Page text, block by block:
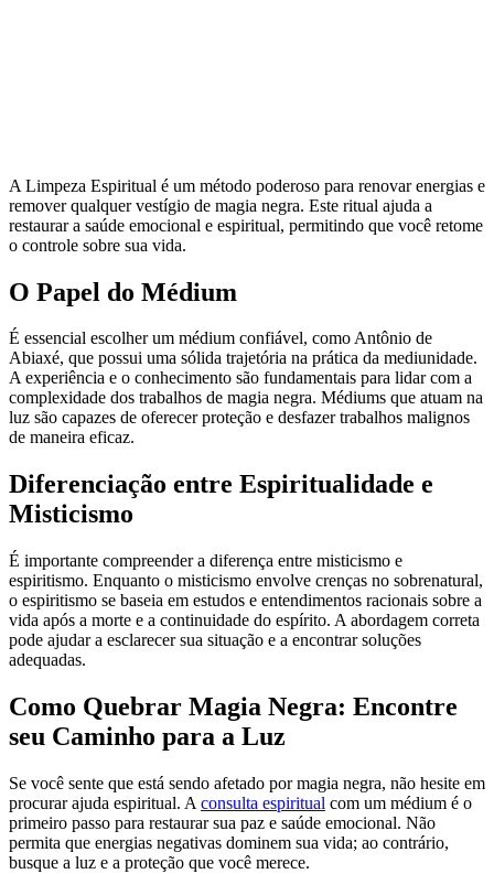
A Limpeza Espiritual é um método poderoso para renovar energias e
remover qualquer vestígio de magia negra. Este ritual ajuda a
restaurar a saúde emocional e espiritual, permitindo que você retome
o controle sobre sua vida.
O Papel do Médium
É essencial escolher um médium confiável, como Antônio de
Abiaxé, que possui uma sólida trajetória na prática da mediunidade.
A experiência e o conhecimento são fundamentais para lidar com a
complexidade dos trabalhos de magia negra. Médiums que atuam na
luz são capazes de oferecer proteção e desfazer trabalhos malignos
de maneira eficaz.
Diferenciação entre Espiritualidade e
Misticismo
É importante compreender a diferença entre misticismo e
espiritismo. Enquanto o misticismo envolve crenças no sobrenatural,
o espiritismo se baseia em estudos e entendimentos racionais sobre a
vida após a morte e a continuidade do espírito. A abordagem correta
pode ajudar a esclarecer sua situação e a encontrar soluções
adequadas.
Como Quebrar Magia Negra: Encontre
seu Caminho para a Luz
Se você sente que está sendo afetado por magia negra, não hesite em
procurar ajuda espiritual. A consulta espiritual com um médium é o
primeiro passo para restaurar sua paz e saúde emocional. Não
permita que energias negativas dominem sua vida; ao contrário,
busque a luz e a proteção que você merece.